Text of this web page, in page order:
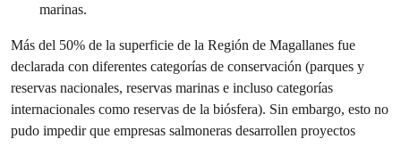
marinas.
Más del 50% de la superficie de la Región de Magallanes fue
declarada con diferentes categorías de conservación (parques y
reservas nacionales, reservas marinas e incluso categorías
internacionales como reservas de la biósfera). Sin embargo, esto no
pudo impedir que empresas salmoneras desarrollen proyectos